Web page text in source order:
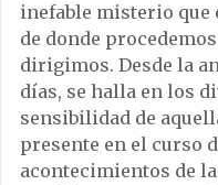
inefable misterio que
de donde
dirigimos. Desde la
días, se halla en los
sensibilidad de
presente en el curso
acontecimientos de